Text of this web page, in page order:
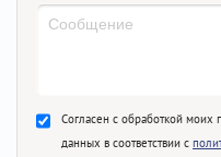
Согласен с обработкой моих
данных в соответствии с